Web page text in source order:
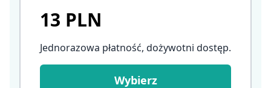
13 PLN
Jednorazowa płatność, dożywotni dostęp.
Wybierz